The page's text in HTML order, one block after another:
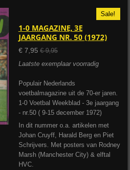
Sale!
1-0 MAGAZINE, 3E
JAARGANG NR. 50 (1972)
€ 7,95 € 9,95
Laatste exemplaar voorradig
Populair Nederlands
voetbalmagazine uit de 70-er jaren.
1-0 Voetbal Weekblad - 3e jaargang
- nr.50 ( 9-15 december 1972)
In dit nummer o.a. artikelen met
Johan Cruyff, Harald Berg en Piet
Schrijvers. Met posters van Rodney
Marsh (Manchester City) & elftal
HVC.